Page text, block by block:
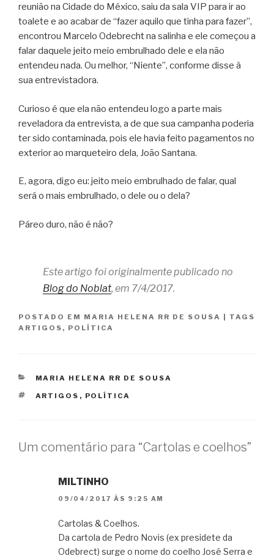
reunião na Cidade do México, saiu da sala VIP para ir ao
toalete e ao acabar de “fazer aquilo que tinha para fazer”,
encontrou Marcelo Odebrecht na salinha e ele começou a
falar daquele jeito meio embrulhado dele e ela não
entendeu nada. Ou melhor, “Niente”, conforme disse à
sua entrevistadora.
Curioso é que ela não entendeu logo a parte mais
reveladora da entrevista, a de que sua campanha poderia
ter sido contaminada, pois ele havia feito pagamentos no
exterior ao marqueteiro dela, João Santana.
E, agora, digo eu: jeito meio embrulhado de falar, qual
será o mais embrulhado, o dele ou o dela?
Páreo duro, não é não?
Este artigo foi originalmente publicado no
Blog do Noblat, em 7/4/2017.
POSTADO EM MARIA HELENA RR DE SOUSA
TAGS
ARTIGOS , POLÍTICA
CATEGORIAS
MARIA HELENA RR DE SOUSA
TAGS
ARTIGOS , POLÍTICA
Um comentário para “Cartolas e coelhos”
MILTINHO
09/04/2017 ÀS 9:25 AM
Cartolas & Coelhos.
Da cartola de Pedro Novis (ex presidete da
Odebrect) surge o nome do coelho José Serra e